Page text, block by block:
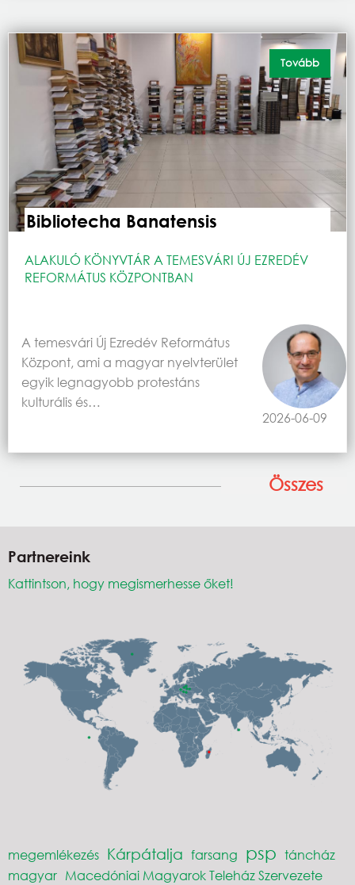
Bibliotecha Banatensis
ALAKULÓ KÖNYVTÁR A TEMESVÁRI ÚJ EZREDÉV
REFORMÁTUS KÖZPONTBAN
2026-06-09
A temesvári Új Ezredév Református
Központ, ami a magyar nyelvterület
egyik legnagyobb protestáns
kulturális és…
Tovább
Összes
Partnereink
Kattintson, hogy megismerhesse őket!
megemlékezés Kárpátalja farsang psp táncház
magyar Macedóniai Magyarok Teleház Szervezete